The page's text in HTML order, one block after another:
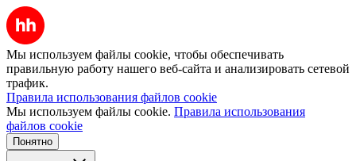
Мы используем файлы cookie, чтобы обеспечивать
правильную работу нашего веб-сайта и анализировать сетевой
трафик.
Правила использования файлов cookie
Мы используем файлы cookie. Правила использования
файлов cookie
Понятно